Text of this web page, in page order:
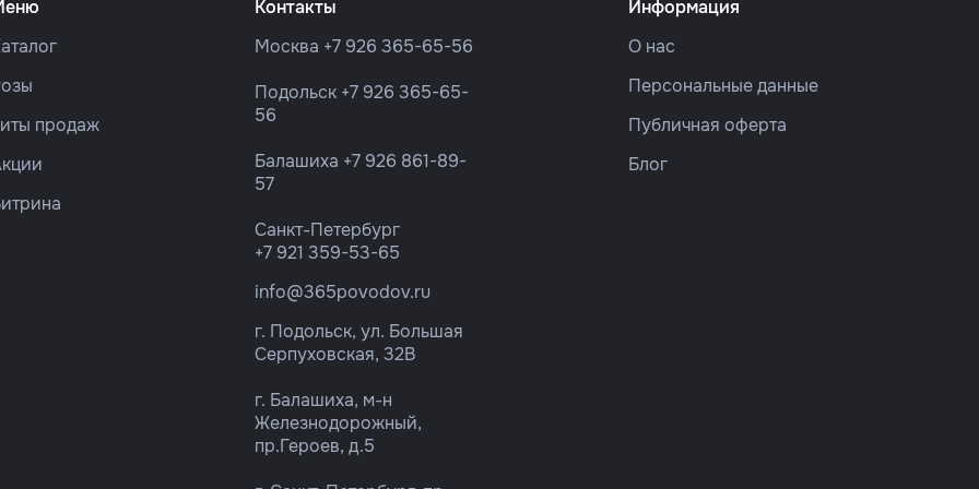
продаж
Контакты
Москва +7 926 365-65-56
Подольск +7 926 365-65-
56
Балашиха +7 926 861-89-
57
Санкт-Петербург
+7 921 359-53-65
info@365povodov.ru
г. Подольск, ул. Большая
Серпуховская, 32В
г. Балашиха, м-н
Железнодорожный,
пр.Героев, д.5
Информация
О нас
Персональные данные
Публичная оферта
Блог